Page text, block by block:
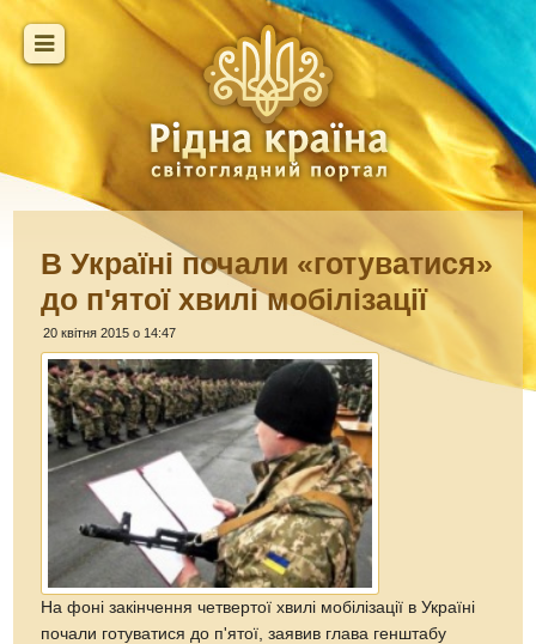
В Україні почали «готуватися»
до п'ятої хвилі мобілізації
20 квітня 2015 о 14:47
На фоні закінчення четвертої хвилі мобілізації в Україні
почали готуватися до п'ятої, заявив глава генштабу